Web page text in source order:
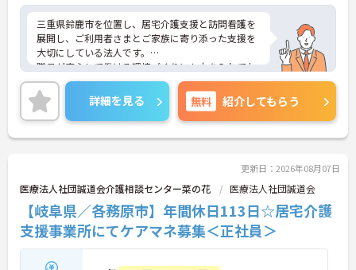
・未就学児お一人につき月1万円の保育手当や育
児・介護向けの時短勤務制度が整っており、ご家庭
との両立を強力にサポートする環境です
・医療費や市販薬の補助が受けられる共済会制度に
加え、75歳までの再雇用制度が設けられていること
で、長期的な安心感を持ってご活躍いただけます
三重県鈴鹿市を位置し、居宅介護支援と訪問看護を
展開し、ご利用者さまとご家族に寄り添った支援を
大切にしている法人です。
職員が安心して働ける環境づくりにも力を入れてお
り、子育て中の方でも働きやすい職場を目指してい
ます。今回募集するのは居宅介護支援専門員。土日
祝休み・年間休日125日とお休みが充実しており、
仕事とプライベートの両立がしやすい環境です。ま
た、担当件数や認定調査に応じた手当も支給される
らではの連携の取りやすさがあり、利用者さま一人
ひとりと丁寧に向き合いたい方におすすめの職場で
す。
詳細を見る 無料 紹介してもらう
更新日：2026年08月07日
医療法人社団誠道会介護相談センター菜の花 医療法人社団誠道会
【岐阜県／各務原市】年間休日113日☆居宅介護
支援事業所にてケアマネ募集＜正社員＞